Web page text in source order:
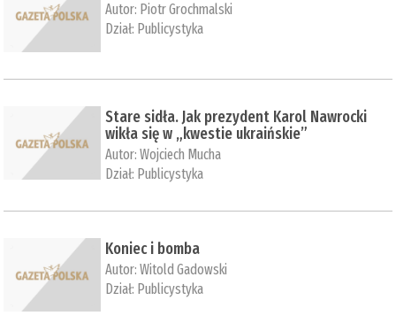
Autor: Piotr Grochmalski
Dział: Publicystyka
Stare sidła. Jak prezydent Karol Nawrocki
wikła się w „kwestie ukraińskie”
Autor:Wojciech Mucha
Dział: Publicystyka
Koniec i bomba
Autor:Witold Gadowski
Dział: Publicystyka